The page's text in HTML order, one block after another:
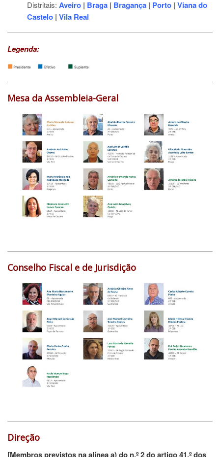
Distritais: Aveiro | Braga | Bragança | Porto | Viana do
Castelo | Vila Real
Legenda:
Mesa da Assembleia-Geral
Conselho Fiscal e de Jurisdição
Direção
[Membros previstos na alínea a) do n.º 2 do artigo 41.º dos